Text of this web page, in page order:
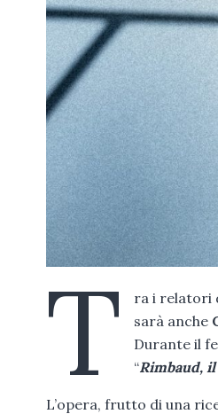
T ra i relatori
sarà anche
Durante il
“Rimbaud,
L’opera, frutto di una